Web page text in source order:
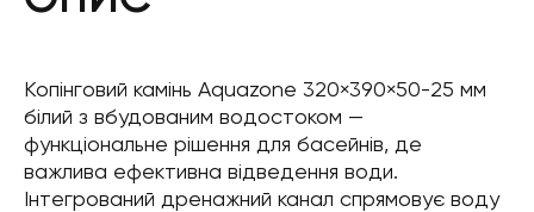
Копінговий камінь Aquazone 320×390×50-25 мм
білий з вбудованим водостоком —
функціональне рішення для басейнів, де
важлива ефективна відведення води.
Інтегрований дренажний канал спрямовує воду